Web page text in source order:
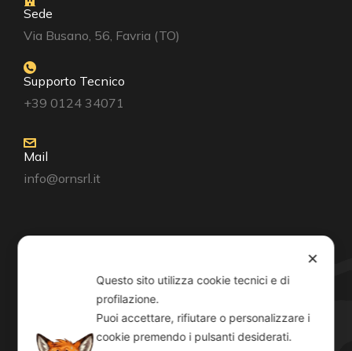
Sede
Via Busano, 56, Favria (TO)
Supporto Tecnico
+39 0124 34071
Mail
info@ornsrl.it
Orari
✕
Questo sito utilizza cookie tecnici e di
profilazione.
Puoi accettare, rifiutare o personalizzare i
cookie premendo i pulsanti desiderati.